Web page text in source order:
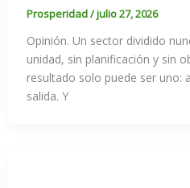
Prosperidad/julio 27, 2026
Opinión. Un sector dividido
unidad, sin planificación y sin
resultado solo puede ser uno:
salida. Y